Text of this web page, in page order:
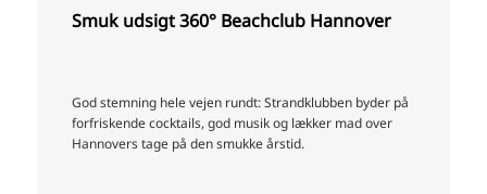
Smuk udsigt 360° Beachclub Hannover
God stemning hele vejen rundt: Strandklubben byder på
forfriskende cocktails, god musik og lækker mad over
Hannovers tage på den smukke årstid.